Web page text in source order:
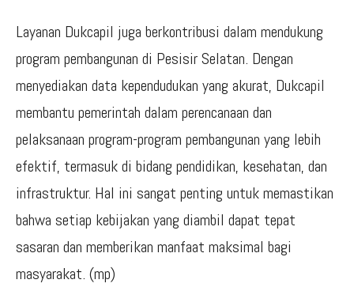
Layanan Dukcapil juga berkontribusi dalam mendukung
program pembangunan di Pesisir Selatan. Dengan
menyediakan data kependudukan yang akurat, Dukcapil
membantu pemerintah dalam perencanaan dan
pelaksanaan program-program pembangunan yang lebih
efektif, termasuk di bidang pendidikan, kesehatan, dan
infrastruktur. Hal ini sangat penting untuk memastikan
bahwa setiap kebijakan yang diambil dapat tepat
sasaran dan memberikan manfaat maksimal bagi
masyarakat. (mp)